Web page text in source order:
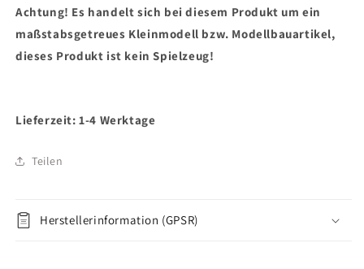
Achtung! Es handelt sich bei diesem Produkt um ein
maßstabsgetreues Kleinmodell bzw. Modellbauartikel,
dieses Produkt ist kein Spielzeug!
Lieferzeit: 1-4 Werktage
Teilen
Herstellerinformation (GPSR)